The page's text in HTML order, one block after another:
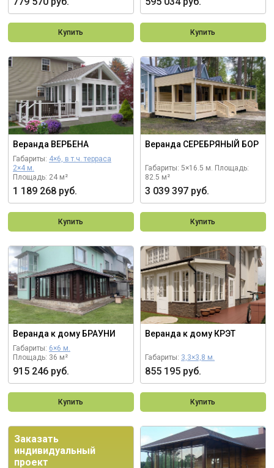
Купить Купить
Веранда ВЕРБЕНА
Габариты: 4×6, в т.ч. терраса
2×4 м.
Площадь: 24 м²
1 189 268 руб.
Купить
Веранда СЕРЕБРЯНЫЙ БОР
Габариты: 5×16.5 м. Площадь:
82.5 м²
3 039 397 руб.
Купить
Веранда к дому БРАУНИ
Габариты: 6×6 м.
Площадь: 36 м²
915 246 руб.
Купить
Веранда к дому КРЭТ
Габариты: 3,3×3,8 м.
855 195 руб.
Купить
Заказать
индивидуальный
проект